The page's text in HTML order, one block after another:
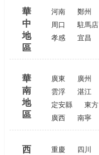
華
中
地
區
河南 鄭州
周口
駐馬店
孝感
宜昌
華
南
地
區
廣東 廣州
雲浮
湛江
定安縣
東方
廣西
南寧
西
重慶 四川